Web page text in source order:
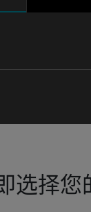
选择您